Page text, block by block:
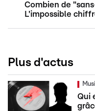
Combien de
L'impossible
Plus d'actus
Qui